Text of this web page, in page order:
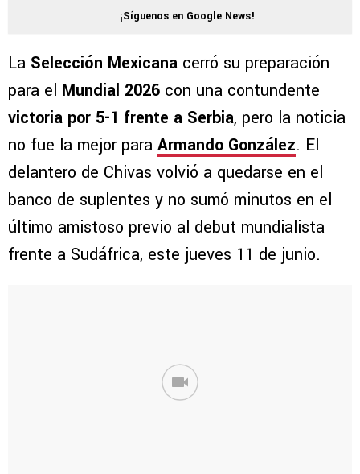
¡Síguenos en Google News!
La Selección Mexicana cerró su preparación
para el Mundial 2026 con una contundente
victoria por 5-1 frente a Serbia, pero la noticia
no fue la mejor para Armando González. El
delantero de Chivas volvió a quedarse en el
banco de suplentes y no sumó minutos en el
último amistoso previo al debut mundialista
frente a Sudáfrica, este jueves 11 de junio.